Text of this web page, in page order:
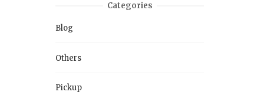
Categories
Blog
Others
Pickup